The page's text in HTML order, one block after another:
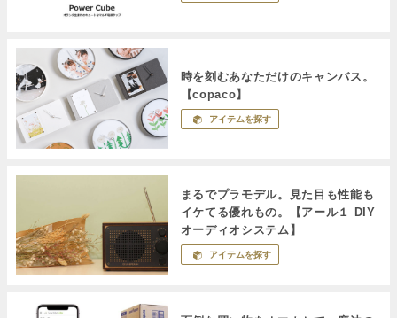
時を刻むあなただけのキャンバス。
【copaco】
アイテムを探す
まるでプラモデル。見た目も性能も
イケてる優れもの。【アール１ DIY
オーディオシステム】
アイテムを探す